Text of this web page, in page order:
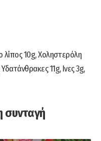
λίπος 10g, Χοληστερόλη
11g, Ινες 3g,
συνταγή